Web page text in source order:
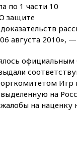
по 1 части 10
защите
августа 2010»,
Игр
на
на наценку